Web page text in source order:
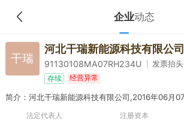
企业动态
干瑞
河北干瑞新能源科技有限公司
91130108MA07RH234U 发票抬头
存续 经营异常
法定代表人
注册资本